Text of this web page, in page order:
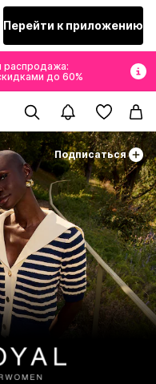
Перейти к приложению
распродажа:
до 60%
Подписаться